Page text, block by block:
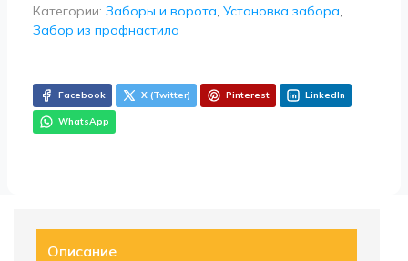
Категории: Заборы и ворота, Установка забора,
Забор из профнастила
Facebook X (Twitter) Pinterest LinkedIn
WhatsApp
Описание